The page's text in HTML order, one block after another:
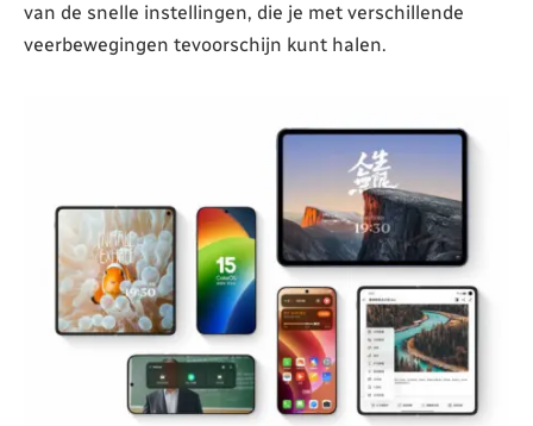
van de snelle instellingen, die je met verschillende
veerbewegingen tevoorschijn kunt halen.